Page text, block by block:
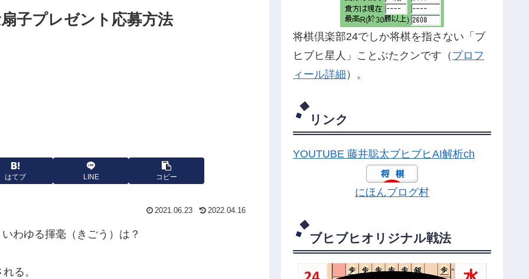
子プレゼント応募方法
はてブ LINE コピー
2021.06.23 2022.04.16
わゆる揮毫（きごう）は？
る。
将棋倶楽部24でしか将棋を指さない「ブ
ヒブヒ星人」ことぶたクンです（ プロフ
ィール詳細 ）。
リンク
YOUTUBE 藤井聡太ブヒブヒAI解析ch
にほんブログ村
ブヒブヒオリジナル戦法